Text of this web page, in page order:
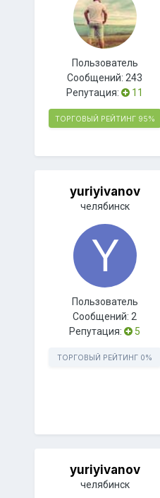
Пользователь
Сообщений:243
Репутация:
11
ТОРГОВЫЙ РЕЙТИНГ 95%
yuriyivanov
челябинск
Пользователь
Сообщений:2
Репутация:
5
ТОРГОВЫЙ РЕЙТИНГ 0%
yuriyivanov
челябинск